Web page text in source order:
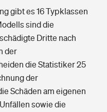
gibt es 16 Typklassen
sind die
Dritte nach
der
die Statistiker 25
der
Schäden am eigenen
sowie die